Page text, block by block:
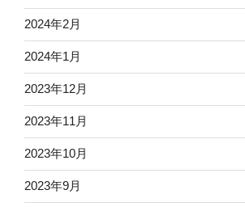
2024年2月
2024年1月
2023年12月
2023年11月
2023年10月
2023年9月